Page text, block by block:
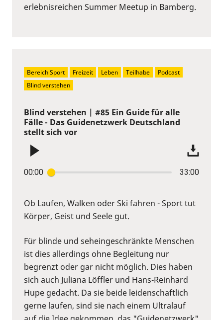
erlebnisreichen Summer Meetup in Bamberg.
Blind verstehen | #85 Ein Guide für alle
Fälle - Das Guidenetzwerk Deutschland
stellt sich vor
00:00 33:00
Ob Laufen, Walken oder Ski fahren - Sport tut
Körper, Geist und Seele gut.
Für blinde und seheingeschränkte Menschen
ist dies allerdings ohne Begleitung nur
begrenzt oder gar nicht möglich. Dies haben
sich auch Juliana Löffler und Hans-Reinhard
Hupe gedacht. Da sie beide leidenschaftlich
gerne laufen, sind sie nach einem Ultralauf
Bereich Sport Freizeit Leben Teilhabe
Podcast
Blind verstehen